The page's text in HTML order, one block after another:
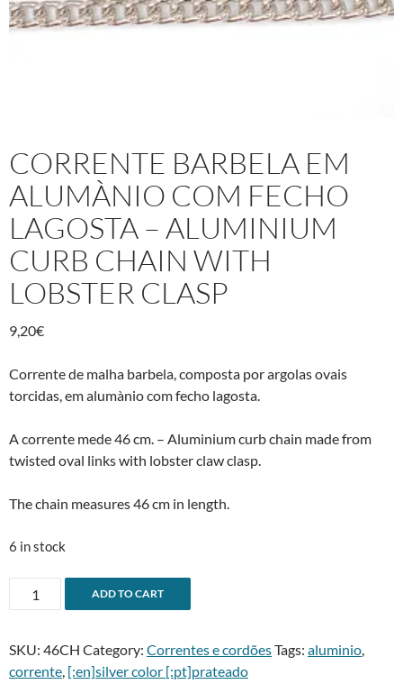
CORRENTE BARBELA EM
ALUMÀ­NIO COM FECHO
LAGOSTA – ALUMINIUM
CURB CHAIN WITH
LOBSTER CLASP
9,20€
Corrente de malha barbela, composta por argolas ovais
torcidas, em alumà­nio com fecho lagosta.
A corrente mede 46 cm. – Aluminium curb chain made from
twisted oval links with lobster claw clasp.
The chain measures 46 cm in length.
6 in stock
Corrente
barbela
alumà­
nio
ADD TO CART
e
r
SKU: 46CH Category: Correntes e cordõesTags: aluminio,
corrente, [:en]silver color [:pt]prateado